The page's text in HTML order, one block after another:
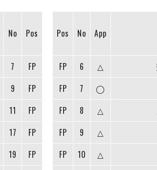
No
Pos
7
FP
9
FP
11
FP
17
FP
19
FP
Pos No App
FP
6 △
FP
7 ◯
FP
8 △
FP
9 △
FP
10 △